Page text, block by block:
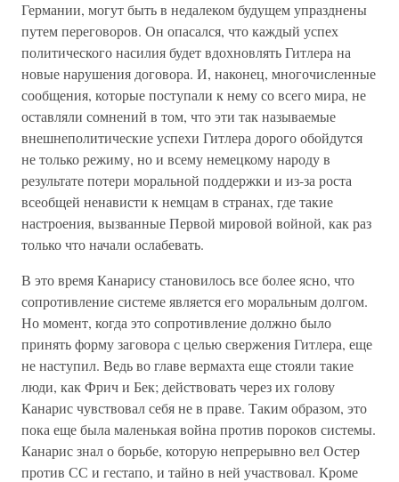
Германии, могут быть в недалеком будущем упразднены
путем переговоров. Он опасался, что каждый успех
политического насилия будет вдохновлять Гитлера на
новые нарушения договора. И, наконец, многочисленные
сообщения, которые поступали к нему со всего мира, не
оставляли сомнений в том, что эти так называемые
внешнеполитические успехи Гитлера дорого обойдутся
не только режиму, но и всему немецкому народу в
результате потери моральной поддержки и из-за роста
всеобщей ненависти к немцам в странах, где такие
настроения, вызванные Первой мировой войной, как раз
только что начали ослабевать.
В это время Канарису становилось все более ясно, что
сопротивление системе является его моральным долгом.
Но момент, когда это сопротивление должно было
принять форму заговора с целью свержения Гитлера, еще
не наступил. Ведь во главе вермахта еще стояли такие
люди, как Фрич и Бек; действовать через их голову
Канарис чувствовал себя не в праве. Таким образом, это
пока еще была маленькая война против пороков системы.
Канарис знал о борьбе, которую непрерывно вел Остер
против СС и гестапо, и тайно в ней участвовал. Кроме